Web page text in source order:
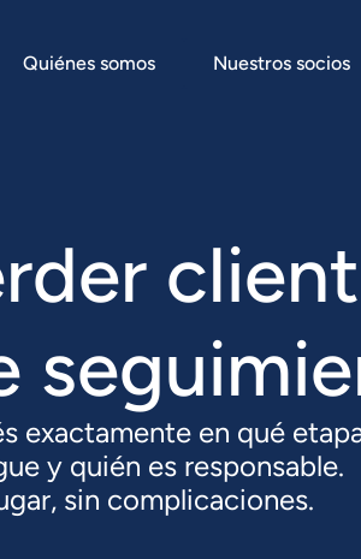
Quiénes somos Nuestros socios
exactamente en qué
y quién es responsable.
sin complicaciones.